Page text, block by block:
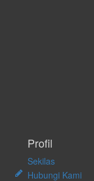
Profil
Sekilas
Hubungi Kami